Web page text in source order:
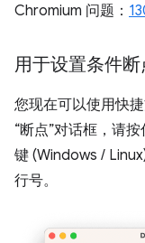
Chromium 问题：
用于设置条件
您现在可以使用快
“断点”对话框，请按
键 (Windows /
行号。